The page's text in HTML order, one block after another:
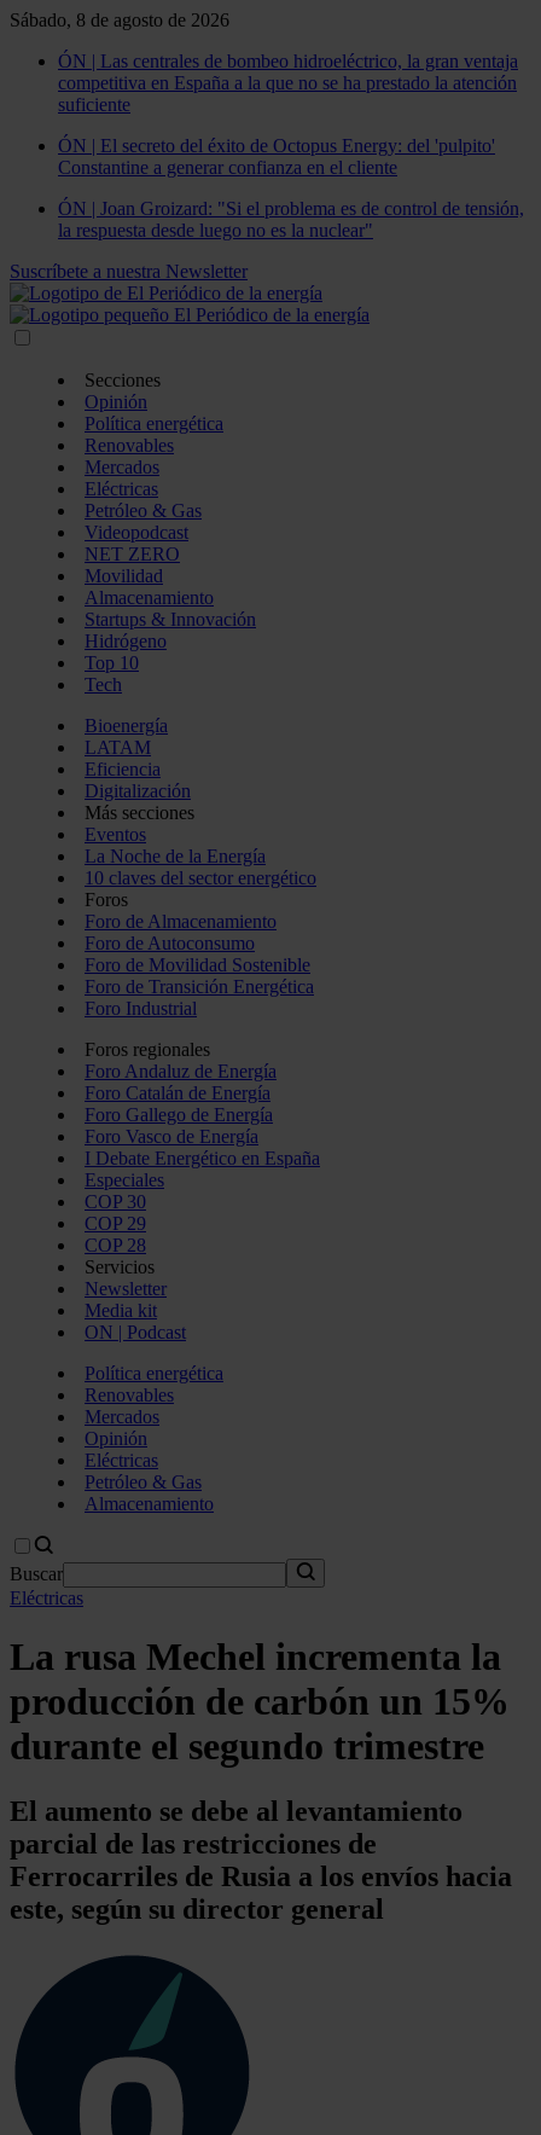
Sábado, 8 de agosto de 2026
ÓN | Las centrales de bombeo hidroeléctrico, la gran ventaja
competitiva en España a la que no se ha prestado la atención
suficiente
ÓN | El secreto del éxito de Octopus Energy: del 'pulpito'
Constantine a generar confianza en el cliente
ÓN | Joan Groizard: "Si el problema es de control de tensión,
la respuesta desde luego no es la nuclear"
Suscríbete a nuestra Newsletter
Secciones
Opinión
Política energética
Renovables
Mercados
Eléctricas
Petróleo & Gas
Videopodcast
NET ZERO
Movilidad
Almacenamiento
Startups & Innovación
Hidrógeno
Top 10
Tech
Bioenergía
LATAM
Eficiencia
Digitalización
Más secciones
Eventos
La Noche de la Energía
10 claves del sector energético
Foros
Foro de Almacenamiento
Foro de Autoconsumo
Foro de Movilidad Sostenible
Foro de Transición Energética
Foro Industrial
Foros regionales
Foro Andaluz de Energía
Foro Catalán de Energía
Foro Gallego de Energía
Foro Vasco de Energía
I Debate Energético en España
Especiales
COP 30
COP 29
COP 28
Servicios
Newsletter
Media kit
ON | Podcast
Política energética
Renovables
Mercados
Opinión
Eléctricas
Petróleo & Gas
Almacenamiento
Buscar
Eléctricas
La rusa Mechel incrementa la
producción de carbón un 15%
durante el segundo trimestre
El aumento se debe al levantamiento
parcial de las restricciones de
Ferrocarriles de Rusia a los envíos hacia
este, según su director general